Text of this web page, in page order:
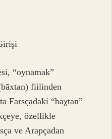
Farsçadaki “bāχtan”
özellikle
ve Arapçadan